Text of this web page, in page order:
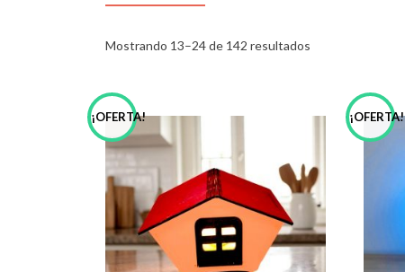
Mostrando 13–24 de 142 resultados
¡OFERTA! ¡OFERTA!